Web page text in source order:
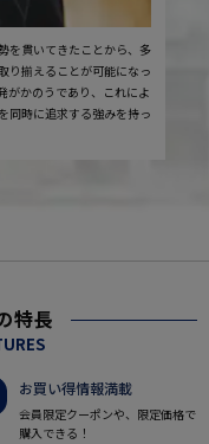
を貫いてきたことから、多
り揃えることが可能になっ
がかのうであり、これによ
同時に追求する強みを持っ
特長
お買い得情報満載
会員限定クーポンや、限定価格で
購入できる！